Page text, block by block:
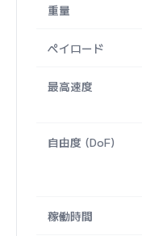
重量
ペイロード
最高速度
自由度 (DoF)
稼働時間